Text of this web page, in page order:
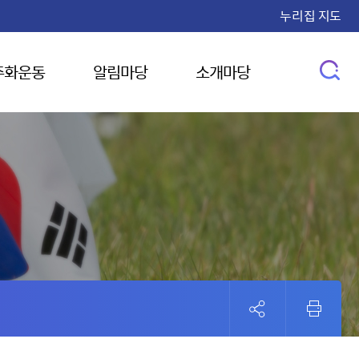
누리집 지도
운동 알림마당 소개마당